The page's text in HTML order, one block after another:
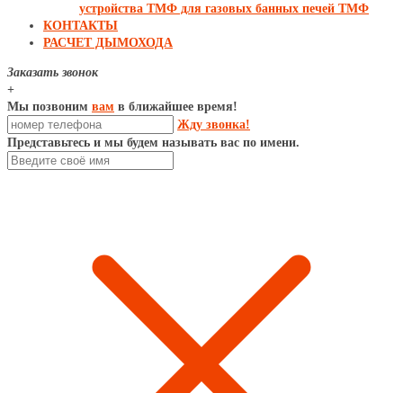
устройства ТМФ для газовых банных печей ТМФ
КОНТАКТЫ
РАСЧЕТ ДЫМОХОДА
Заказать звонок
+
Мы позвоним вам в ближайшее время!
Жду звонка!
Представьтесь и мы будем называть вас по имени.